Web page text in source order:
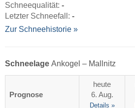
Schneequalität: -
Letzter Schneefall: -
Zur Schneehistorie »
Schneelage Ankogel – Mallnitz
Prognose
heute
6. Aug.
Details »